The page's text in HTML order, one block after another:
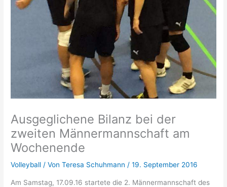
Ausgeglichene Bilanz bei der
zweiten Männermannschaft am
Wochenende
Volleyball / VonTeresa Schuhmann /19. September 2016
Am Samstag, 17.09.16 startete die 2. Männermannschaft des